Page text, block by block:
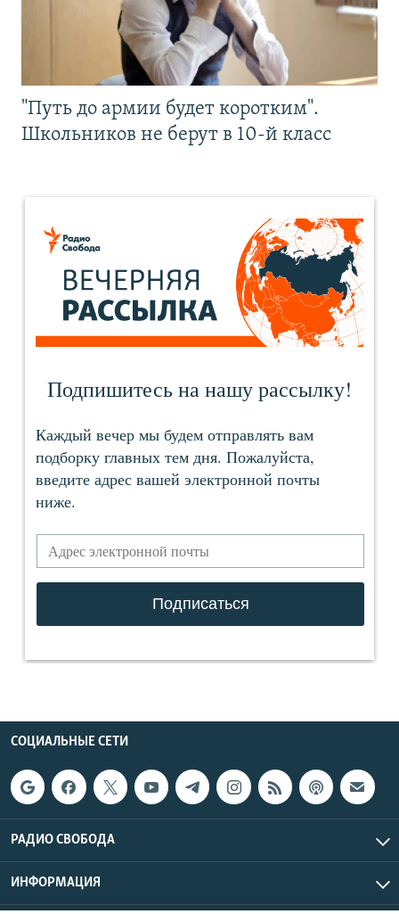
"Путь до армии будет коротким".
Школьников не берут в 10-й класс
СОЦИАЛЬНЫЕ СЕТИ
РАДИО СВОБОДА
ИНФОРМАЦИЯ